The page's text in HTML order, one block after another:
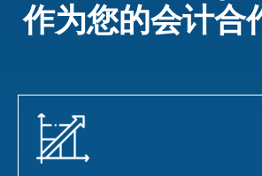
作为您的会计合